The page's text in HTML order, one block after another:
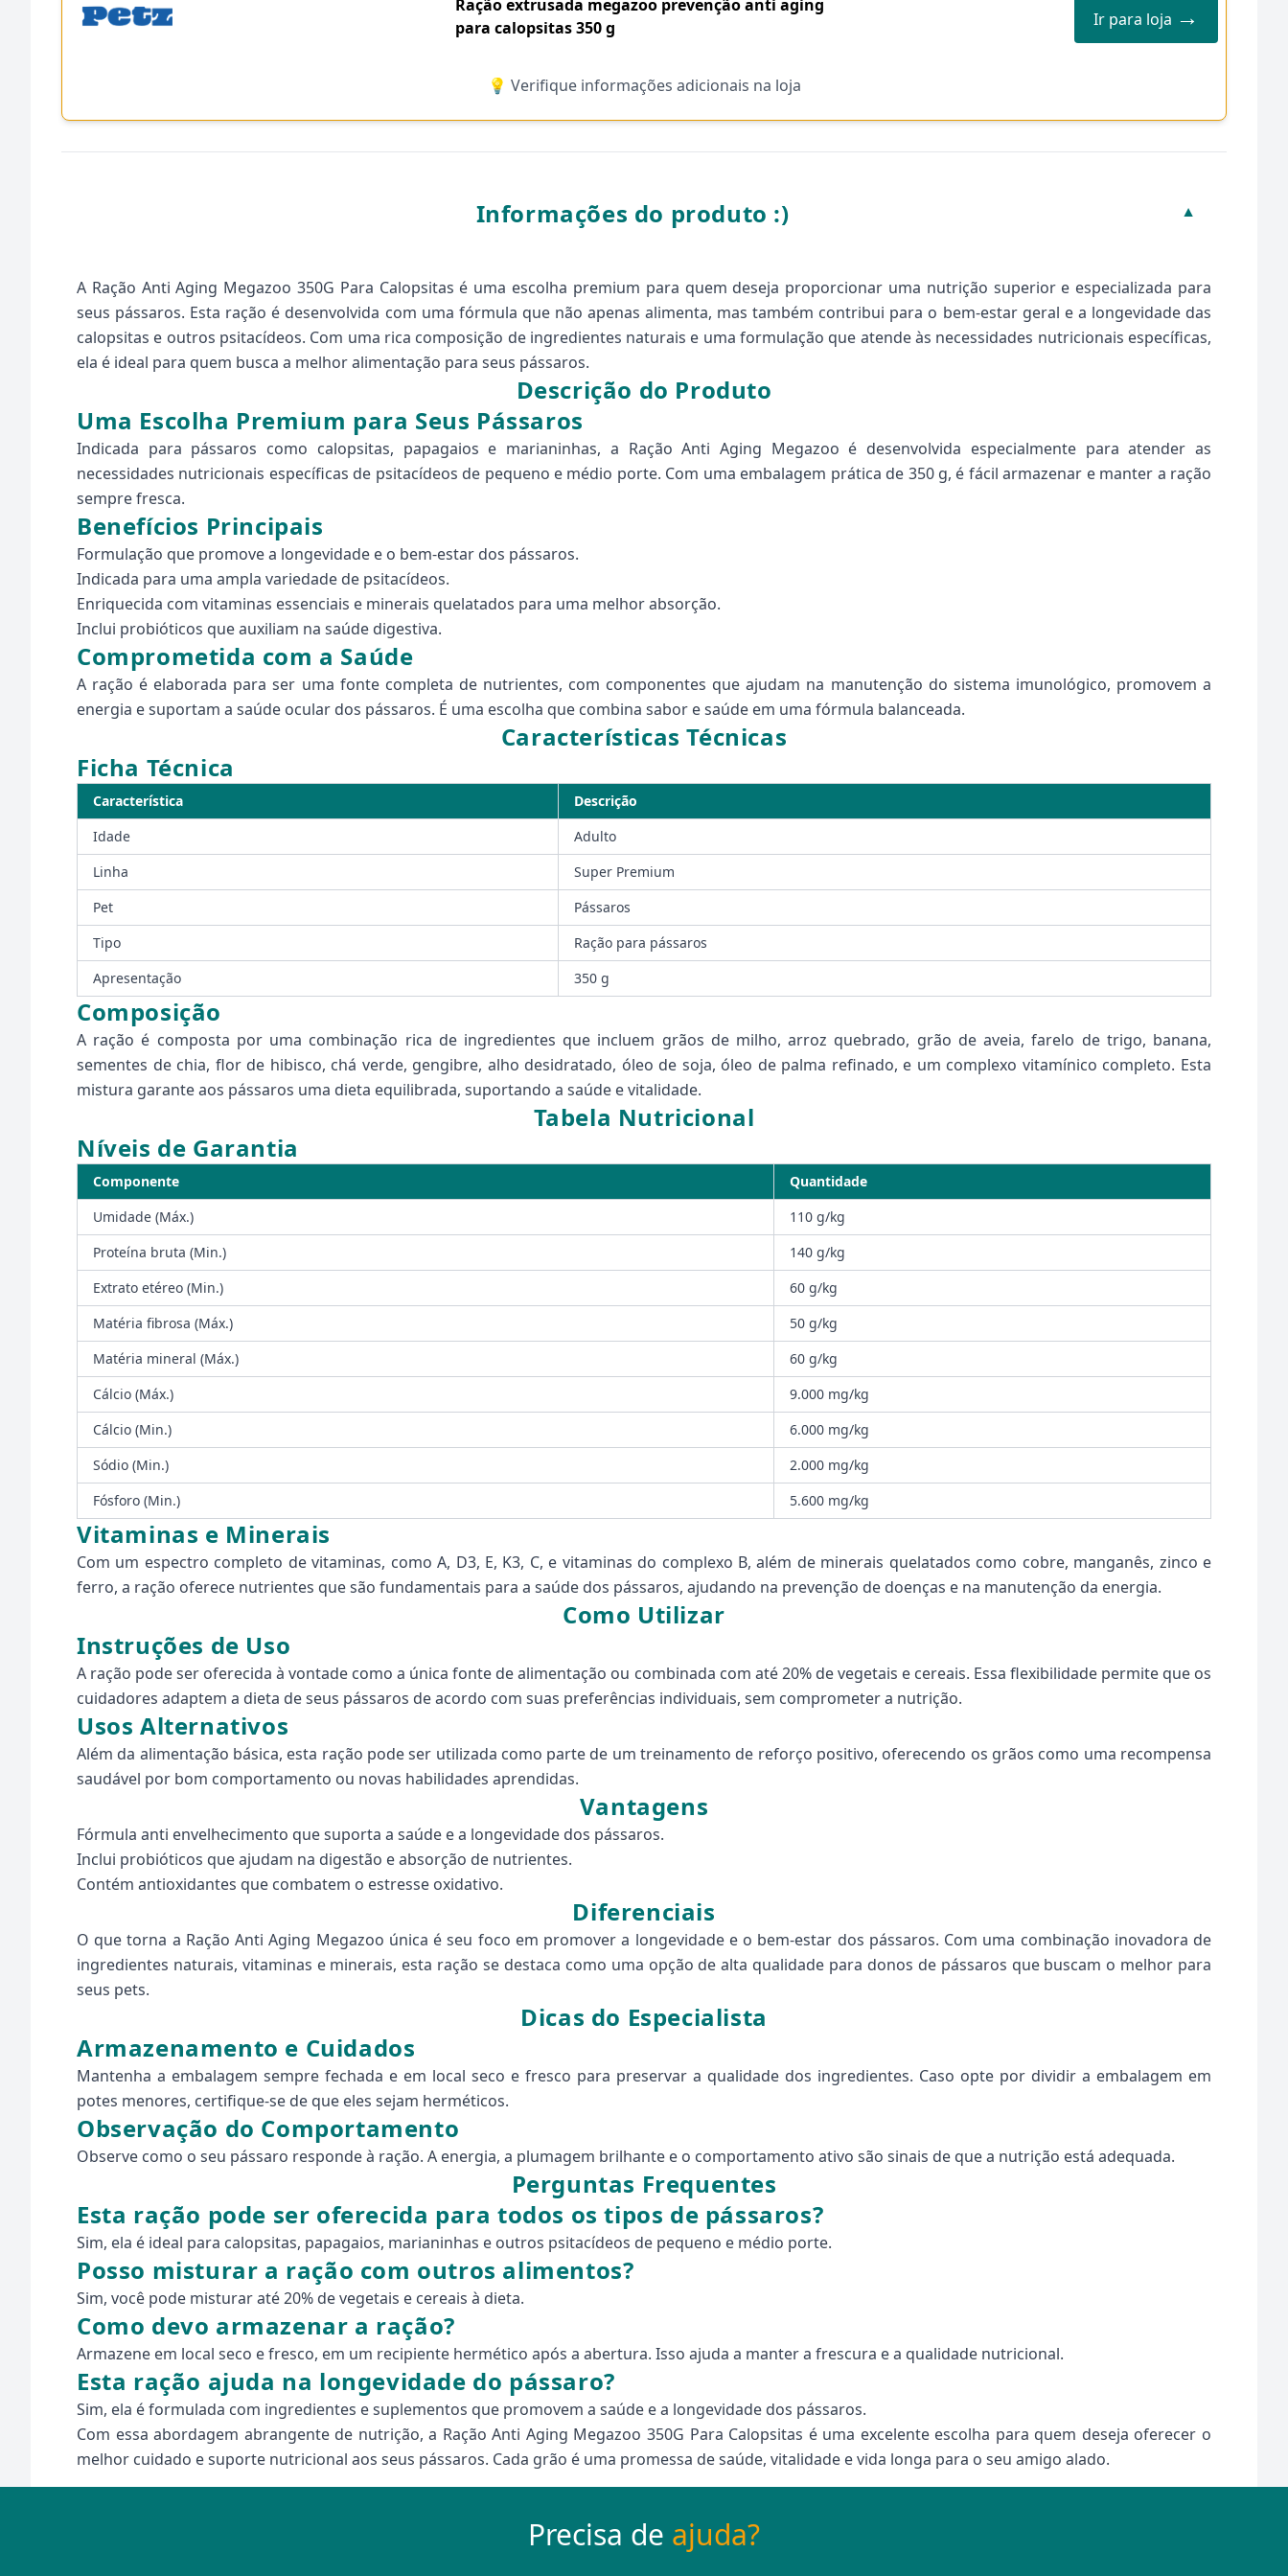
Ração extrusada megazoo prevenção anti aging
para calopsitas 350 g
Ir para loja →
💡 Verifique informações adicionais na loja
Informações do produto :) ▼
A Ração Anti Aging Megazoo 350G Para Calopsitas é uma escolha premium para quem deseja proporcionar uma nutrição superior e especializada para
seus pássaros. Esta ração é desenvolvida com uma fórmula que não apenas alimenta, mas também contribui para o bem-estar geral e a longevidade das
calopsitas e outros psitacídeos. Com uma rica composição de ingredientes naturais e uma formulação que atende às necessidades nutricionais específicas,
ela é ideal para quem busca a melhor alimentação para seus pássaros.
Descrição do Produto
Uma Escolha Premium para Seus Pássaros
Indicada para pássaros como calopsitas, papagaios e marianinhas, a Ração Anti Aging Megazoo é desenvolvida especialmente para atender as
necessidades nutricionais específicas de psitacídeos de pequeno e médio porte. Com uma embalagem prática de 350 g, é fácil armazenar e manter a ração
sempre fresca.
Benefícios Principais
Formulação que promove a longevidade e o bem-estar dos pássaros.
Indicada para uma ampla variedade de psitacídeos.
Enriquecida com vitaminas essenciais e minerais quelatados para uma melhor absorção.
Inclui probióticos que auxiliam na saúde digestiva.
Comprometida com a Saúde
A ração é elaborada para ser uma fonte completa de nutrientes, com componentes que ajudam na manutenção do sistema imunológico, promovem a
energia e suportam a saúde ocular dos pássaros. É uma escolha que combina sabor e saúde em uma fórmula balanceada.
Características Técnicas
Ficha Técnica
Característica
Descrição
Idade
Adulto
Linha
Super Premium
Pet
Pássaros
Tipo
Ração para pássaros
Apresentação
350 g
Composição
A ração é composta por uma combinação rica de ingredientes que incluem grãos de milho, arroz quebrado, grão de aveia, farelo de trigo, banana,
sementes de chia, flor de hibisco, chá verde, gengibre, alho desidratado, óleo de soja, óleo de palma refinado, e um complexo vitamínico completo. Esta
mistura garante aos pássaros uma dieta equilibrada, suportando a saúde e vitalidade.
Tabela Nutricional
Níveis de Garantia
Componente
Quantidade
Umidade (Máx.)
110 g/kg
Proteína bruta (Min.)
140 g/kg
Extrato etéreo (Min.)
60 g/kg
Matéria fibrosa (Máx.)
50 g/kg
Matéria mineral (Máx.)
60 g/kg
Cálcio (Máx.)
9.000 mg/kg
Cálcio (Min.)
6.000 mg/kg
Sódio (Min.)
2.000 mg/kg
Fósforo (Min.)
5.600 mg/kg
Vitaminas e Minerais
Com um espectro completo de vitaminas, como A, D3, E, K3, C, e vitaminas do complexo B, além de minerais quelatados como cobre, manganês, zinco e
ferro, a ração oferece nutrientes que são fundamentais para a saúde dos pássaros, ajudando na prevenção de doenças e na manutenção da energia.
Como Utilizar
Instruções de Uso
A ração pode ser oferecida à vontade como a única fonte de alimentação ou combinada com até 20% de vegetais e cereais. Essa flexibilidade permite que os
cuidadores adaptem a dieta de seus pássaros de acordo com suas preferências individuais, sem comprometer a nutrição.
Usos Alternativos
Além da alimentação básica, esta ração pode ser utilizada como parte de um treinamento de reforço positivo, oferecendo os grãos como uma recompensa
saudável por bom comportamento ou novas habilidades aprendidas.
Vantagens
Fórmula anti envelhecimento que suporta a saúde e a longevidade dos pássaros.
Inclui probióticos que ajudam na digestão e absorção de nutrientes.
Contém antioxidantes que combatem o estresse oxidativo.
Diferenciais
O que torna a Ração Anti Aging Megazoo única é seu foco em promover a longevidade e o bem-estar dos pássaros. Com uma combinação inovadora de
ingredientes naturais, vitaminas e minerais, esta ração se destaca como uma opção de alta qualidade para donos de pássaros que buscam o melhor para
seus pets.
Dicas do Especialista
Armazenamento e Cuidados
Mantenha a embalagem sempre fechada e em local seco e fresco para preservar a qualidade dos ingredientes. Caso opte por dividir a embalagem em
potes menores, certifique-se de que eles sejam herméticos.
Observação do Comportamento
Observe como o seu pássaro responde à ração. A energia, a plumagem brilhante e o comportamento ativo são sinais de que a nutrição está adequada.
Perguntas Frequentes
Esta ração pode ser oferecida para todos os tipos de pássaros?
Sim, ela é ideal para calopsitas, papagaios, marianinhas e outros psitacídeos de pequeno e médio porte.
Posso misturar a ração com outros alimentos?
Sim, você pode misturar até 20% de vegetais e cereais à dieta.
Como devo armazenar a ração?
Armazene em local seco e fresco, em um recipiente hermético após a abertura. Isso ajuda a manter a frescura e a qualidade nutricional.
Esta ração ajuda na longevidade do pássaro?
Sim, ela é formulada com ingredientes e suplementos que promovem a saúde e a longevidade dos pássaros.
Com essa abordagem abrangente de nutrição, a Ração Anti Aging Megazoo 350G Para Calopsitas é uma excelente escolha para quem deseja oferecer o
melhor cuidado e suporte nutricional aos seus pássaros. Cada grão é uma promessa de saúde, vitalidade e vida longa para o seu amigo alado.
Precisa de ajuda?